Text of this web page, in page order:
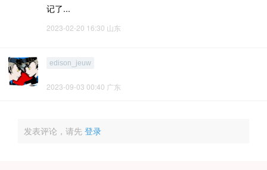
记了...
2023-02-20 16:30 山东
edison_jeuw
2023-09-03 00:40 广东
发表评论，请先 登录